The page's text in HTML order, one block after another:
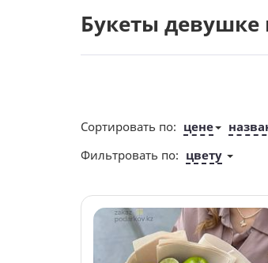
Букеты девушке
Сортировать по: цене
Фильтровать по: цвету